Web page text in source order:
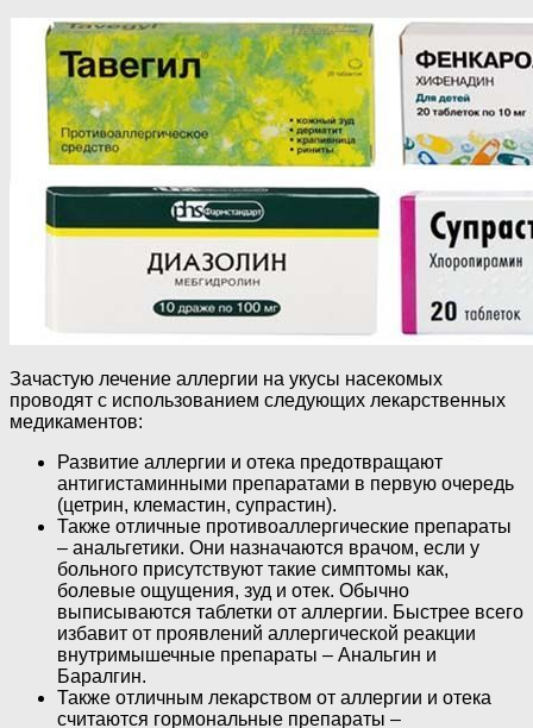
Зачастую лечение аллергии на укусы насекомых
проводят с использованием следующих лекарственных
медикаментов:
Развитие аллергии и отека предотвращают
антигистаминными препаратами в первую очередь
(цетрин, клемастин, супрастин).
Также отличные противоаллергические препараты
– анальгетики. Они назначаются врачом, если у
больного присутствуют такие симптомы как,
болевые ощущения, зуд и отек. Обычно
выписываются таблетки от аллергии. Быстрее всего
избавит от проявлений аллергической реакции
внутримышечные препараты – Анальгин и
Баралгин.
Также отличным лекарством от аллергии и отека
считаются гормональные препараты –